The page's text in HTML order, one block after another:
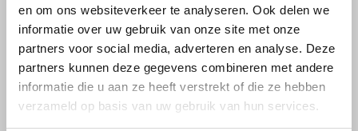
en om ons websiteverkeer te analyseren. Ook delen we
informatie over uw gebruik van onze site met onze
partners voor social media, adverteren en analyse. Deze
partners kunnen deze gegevens combineren met andere
informatie die u aan ze heeft verstrekt of die ze hebben
verzameld op basis van uw gebruik van hun services.
Lucaffé
L’OR
Mauro Caffe
Koffiecups
81 PRODUCTEN